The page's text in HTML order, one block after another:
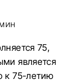
75,
является
к 75-летию